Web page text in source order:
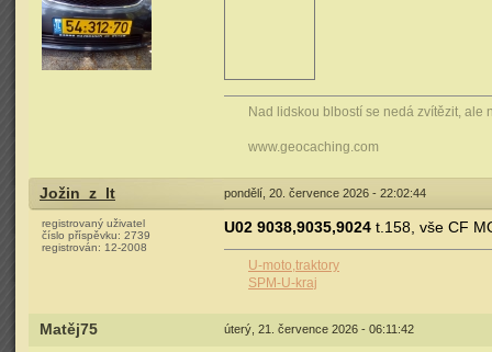
Nad lidskou blbostí se nedá zvítězit, ale
www.geocaching.com
Jožin_z_lt pondělí, 20. července 2026 - 22:02:44
registrovaný uživatel
číslo příspěvku: 2739
registrován: 12-2008
U02 9038,9035,9024 t.158, vše CF
U-moto,traktory
SPM-U-kraj
Matěj75 úterý, 21. července 2026 - 06:11:42